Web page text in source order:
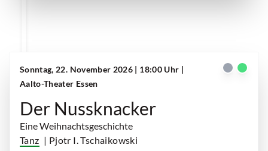
Sonntag, 22. November 2026 | 18:00 Uhr |
Aalto-Theater Essen
Der Nussknacker
Eine Weihnachtsgeschichte
Tanz | Pjotr I. Tschaikowski